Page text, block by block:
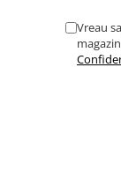
Caiete si
Coperti, Mape,
Ghiozdane si
Instrumente si
Consumabile &
Vreau